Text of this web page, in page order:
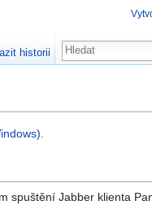
.
spuštění Jabber klienta
historii